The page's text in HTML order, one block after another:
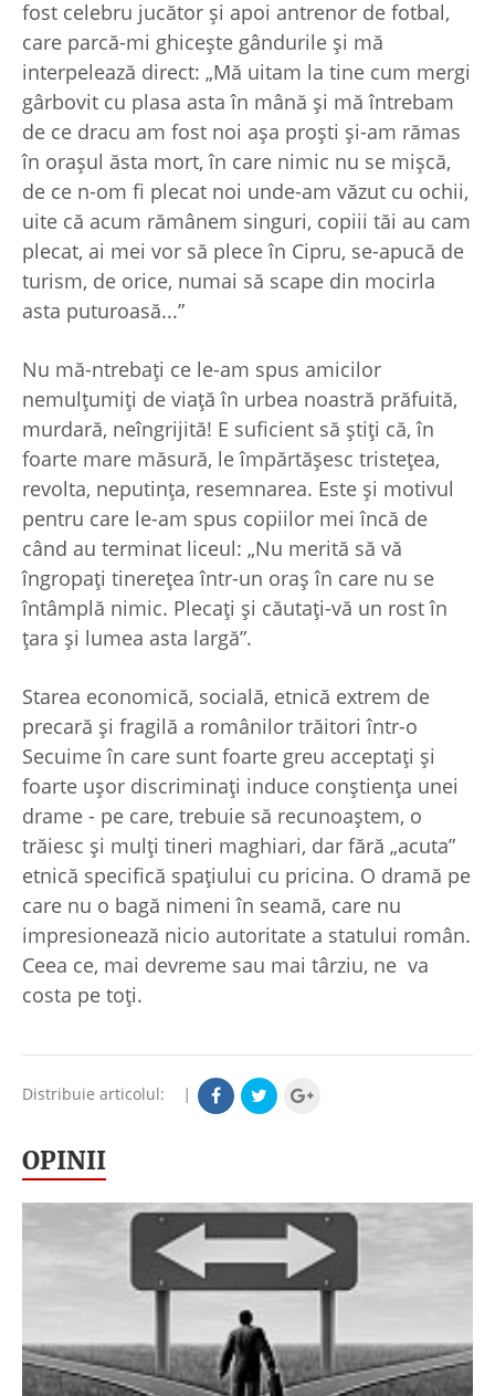
fost celebru jucător şi apoi antrenor de fotbal,
care parcă-mi ghiceşte gândurile şi mă
interpelează direct: „Mă uitam la tine cum mergi
gârbovit cu plasa asta în mână şi mă întrebam
de ce dracu am fost noi aşa proşti şi-am rămas
în oraşul ăsta mort, în care nimic nu se mişcă,
de ce n-om fi plecat noi unde-am văzut cu ochii,
uite că acum rămânem singuri, copiii tăi au cam
plecat, ai mei vor să plece în Cipru, se-apucă de
turism, de orice, numai să scape din mocirla
asta puturoasă...”
Nu mă-ntrebaţi ce le-am spus amicilor
nemulţumiţi de viaţă în urbea noastră prăfuită,
murdară, neîngrijită! E suficient să ştiţi că, în
foarte mare măsură, le împărtăşesc tristeţea,
revolta, neputinţa, resemnarea. Este şi motivul
pentru care le-am spus copiilor mei încă de
când au terminat liceul: „Nu merită să vă
îngropaţi tinereţea într-un oraş în care nu se
întâmplă nimic. Plecaţi şi căutaţi-vă un rost în
ţara şi lumea asta largă”.
Starea economică, socială, etnică extrem de
precară şi fragilă a românilor trăitori într-o
Secuime în care sunt foarte greu acceptaţi şi
foarte uşor discriminaţi induce conştienţa unei
drame - pe care, trebuie să recunoaştem, o
trăiesc şi mulţi tineri maghiari, dar fără „acuta”
etnică specifică spaţiului cu pricina. O dramă pe
care nu o bagă nimeni în seamă, care nu
impresionează nicio autoritate a statului român.
Ceea ce, mai devreme sau mai târziu, ne va
costa pe toţi.
Distribuie articolul: |
OPINII